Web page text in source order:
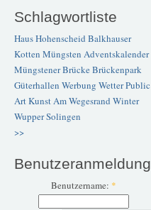
Schlagwortliste
Haus Hohenscheid Balkhauser
Kotten Müngsten Adventskalender
Müngstener BrückeBrückenpark
Güterhallen Werbung WetterPublic
ArtKunstAm Wegesrand Winter
WupperSolingen
>>
Benutzeranmeldung
Benutzername: *